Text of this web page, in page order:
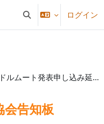
検索入力に切り替える
ログイン
ムードルムート発表申し込み延長 Extension deadline: MoodleMoot Japan
会告知板